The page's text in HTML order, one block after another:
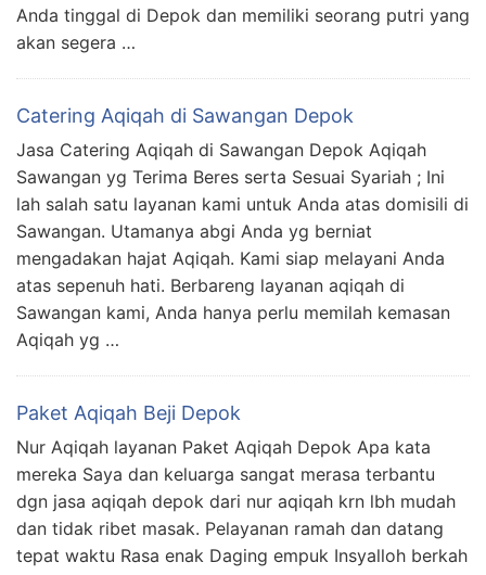
Anda tinggal di Depok dan memiliki seorang putri yang
akan segera …
Catering Aqiqah di Sawangan Depok
Jasa Catering Aqiqah di Sawangan Depok Aqiqah
Sawangan yg Terima Beres serta Sesuai Syariah ; Ini
lah salah satu layanan kami untuk Anda atas domisili di
Sawangan. Utamanya abgi Anda yg berniat
mengadakan hajat Aqiqah. Kami siap melayani Anda
atas sepenuh hati. Berbareng layanan aqiqah di
Sawangan kami, Anda hanya perlu memilah kemasan
Aqiqah yg …
Paket Aqiqah Beji Depok
Nur Aqiqah layanan Paket Aqiqah Depok Apa kata
mereka Saya dan keluarga sangat merasa terbantu
dgn jasa aqiqah depok dari nur aqiqah krn lbh mudah
dan tidak ribet masak. Pelayanan ramah dan datang
tepat waktu Rasa enak Daging empuk Insyalloh berkah